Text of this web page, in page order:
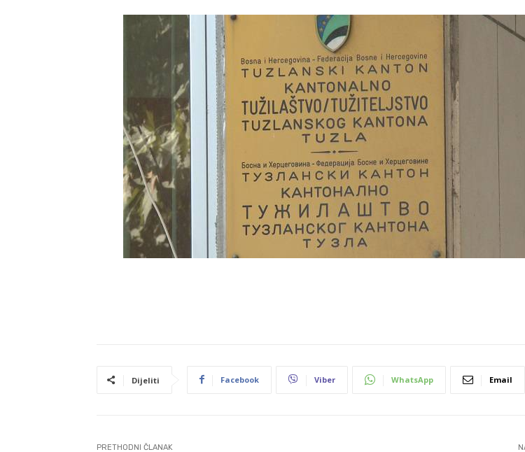
Dijeliti Facebook Viber WhatsApp Email
PRETHODNI ČLANAK